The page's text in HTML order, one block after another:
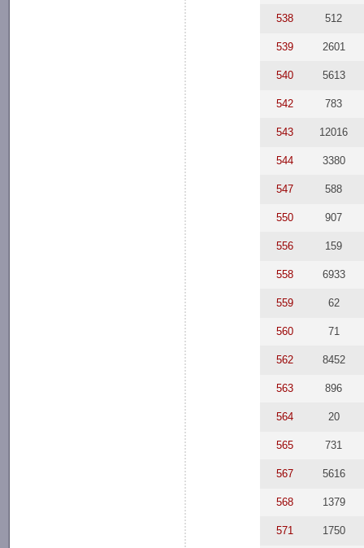
538 512
539 2601
540 5613
542 783
543 12016
544 3380
547 588
550 907
556 159
558 6933
559 62
560 71
562 8452
563 896
564 20
565 731
567 5616
568 1379
571 1750